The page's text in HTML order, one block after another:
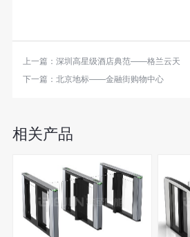
上一篇： 深圳高星级酒店典范——格兰云天
下一篇： 北京地标——金融街购物中心
相关产品